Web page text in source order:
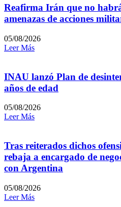
Reafirma Irán que no
amenazas de acciones
05/08/2026
Leer Más
INAU lanzó Plan de
años de edad
05/08/2026
Leer Más
Tras reiterados dichos
rebaja a encargado de
con Argentina
05/08/2026
Leer Más